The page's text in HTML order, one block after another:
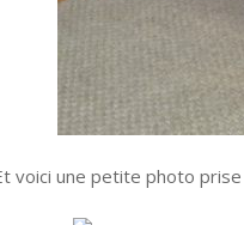
voici une petite photo